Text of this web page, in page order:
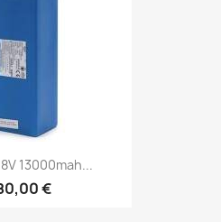
13000mah...
€